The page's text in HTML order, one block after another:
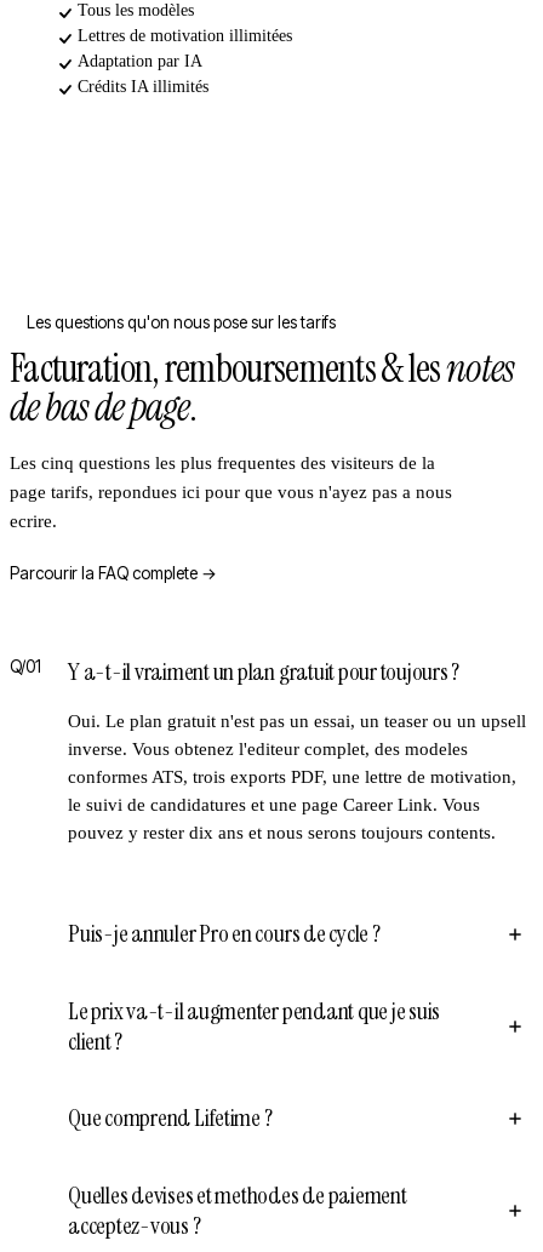
Tous les modèles
Lettres de motivation illimitées
Adaptation par IA
Crédits IA illimités
Les questions qu'on nous pose sur les tarifs
Facturation, remboursements & lesnotes
de bas de page.
Les cinq questions les plus frequentes des visiteurs de la
page tarifs, repondues ici pour que vous n'ayez pas a nous
ecrire.
Parcourir la FAQ complete →
Q/01 Y a-t-il vraiment un plan gratuit pour toujours ?
Oui. Le plan gratuit n'est pas un essai, un teaser ou un upsell
inverse. Vous obtenez l'editeur complet, des modeles
conformes ATS, trois exports PDF, une lettre de motivation,
le suivi de candidatures et une page Career Link. Vous
pouvez y rester dix ans et nous serons toujours contents.
Puis-je annuler Pro en cours de cycle ?
Le prix va-t-il augmenter pendant que je suis
client ?
Que comprend Lifetime ?
Quelles devises et methodes de paiement
acceptez-vous ?